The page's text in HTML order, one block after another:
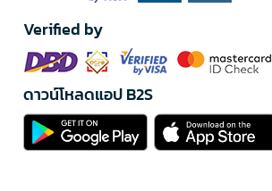
Verified by
ดาวน์โหลดแอป B2S